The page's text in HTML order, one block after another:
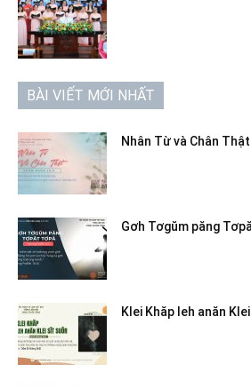
BÀI VIẾT MỚI NHẤT
Nhân Từ và Chân
Gơh Tơgŭm păng
Klei Khăp leh anăn